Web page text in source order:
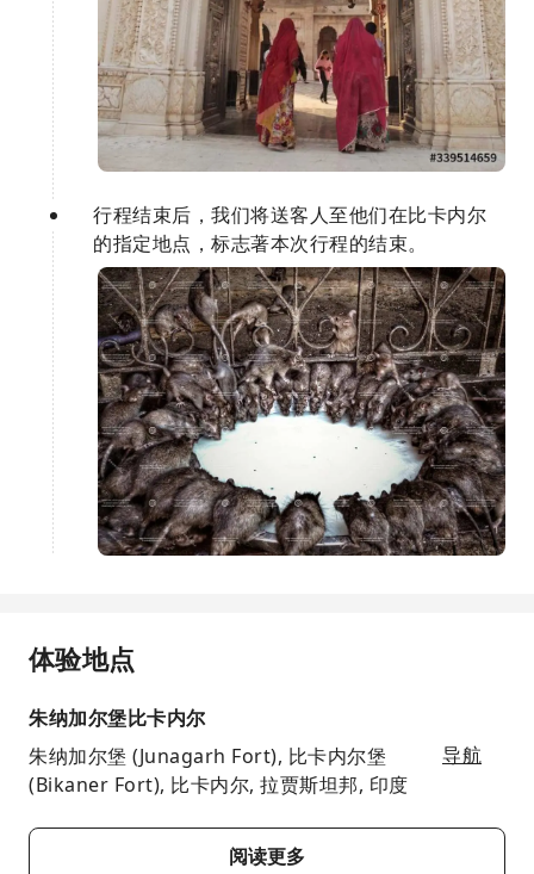
行程结束后，我们将送客人至他们在比卡内尔
的指定地点，标志著本次行程的结束。
体验地点
朱纳加尔堡比卡内尔
朱纳加尔堡 (Junagarh Fort), 比卡内尔堡
(Bikaner Fort), 比卡内尔, 拉贾斯坦邦, 印度
导航
阅读更多